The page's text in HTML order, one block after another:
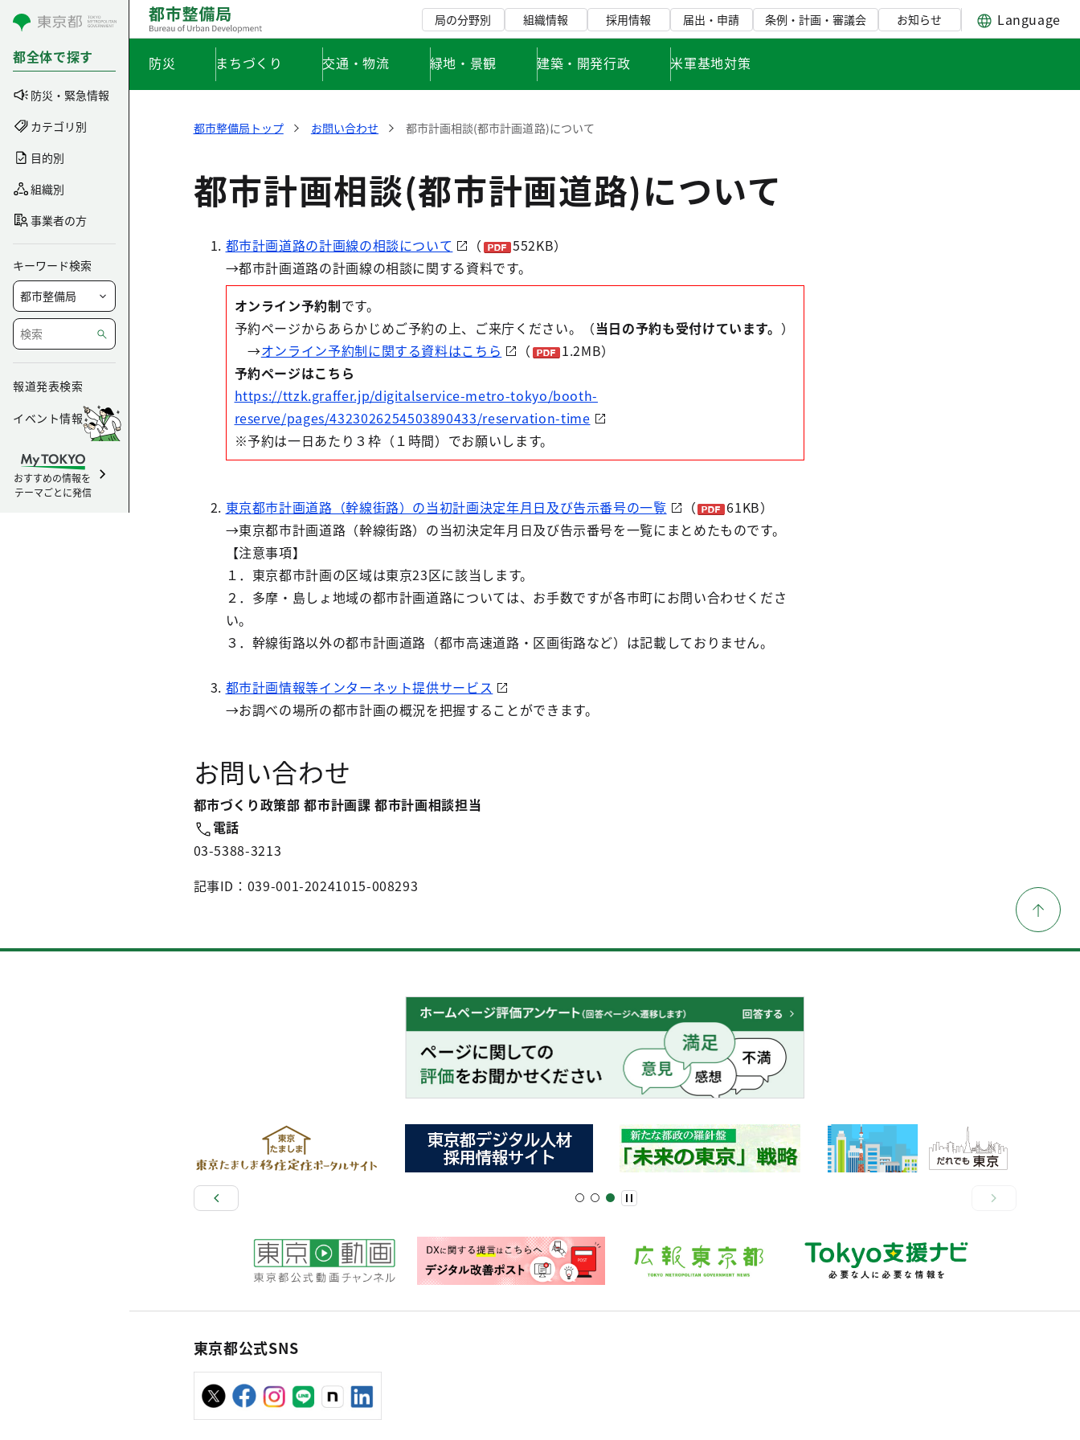
コンテンツにスキップ
都全体で探す
防災・緊急情報
カテゴリ別
目的別
組織別
事業者の方
キーワード検索
報道発表検索
イベント情報
おすすめの情報を
テーマごとに発信
局の分野別 組織情報 採用情報 届出・申請 条例・計画・審議会 お知らせ Language
防災 まちづくり 交通・物流 緑地・景観 建築・開発行政 米軍基地対策
都市整備局トップ お問い合わせ 都市計画相談(都市計画道路)について
都市計画相談(都市計画道路)について
都市計画道路の計画線の相談について （
552KB）
→都市計画道路の計画線の相談に関する資料です。
オンライン予約制です。
予約ページからあらかじめご予約の上、ご来庁ください。（当日の予約も受付けています。 ）
→オンライン予約制に関する資料はこちら （
1.2MB）
予約ページはこちら
https://ttzk.graffer.jp/digitalservice-metro-tokyo/booth-
reserve/pages/4323026254503890433/reservation-time
※予約は一日あたり３枠（１時間）でお願いします。
東京都市計画道路（幹線街路）の当初計画決定年月日及び告示番号の一覧 （
61KB）
→東京都市計画道路（幹線街路）の当初決定年月日及び告示番号を一覧にまとめたものです。
【注意事項】
１．東京都市計画の区域は東京23区に該当します。
２．多摩・島しょ地域の都市計画道路については、お手数ですが各市町にお問い合わせくださ
い。
３．幹線街路以外の都市計画道路（都市高速道路・区画街路など）は記載しておりません。
都市計画情報等インターネット提供サービス
→お調べの場所の都市計画の概況を把握することができます。
お問い合わせ
都市づくり政策部 都市計画課 都市計画相談担当
電話
03-5388-3213
記事ID：039-001-20241015-008293
東京都公式SNS